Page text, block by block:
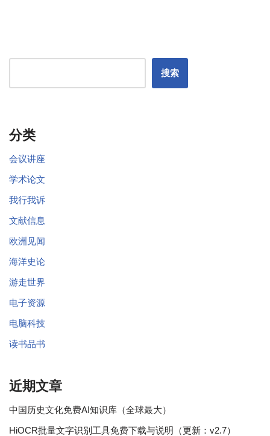
搜索
分类
会议讲座
学术论文
我行我诉
文献信息
欧洲见闻
海洋史论
游走世界
电子资源
电脑科技
读书品书
近期文章
中国历史文化免费AI知识库（全球最大）
HiOCR批量文字识别工具免费下载与说明（更新：v2.7）